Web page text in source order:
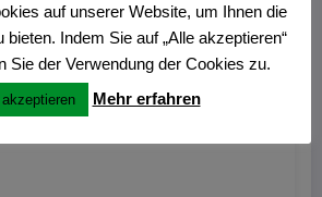
auf unserer Website, um Ihnen die
bieten. Indem Sie auf „Alle akzeptieren“
Sie der Verwendung der Cookies zu.
Mehr erfahren